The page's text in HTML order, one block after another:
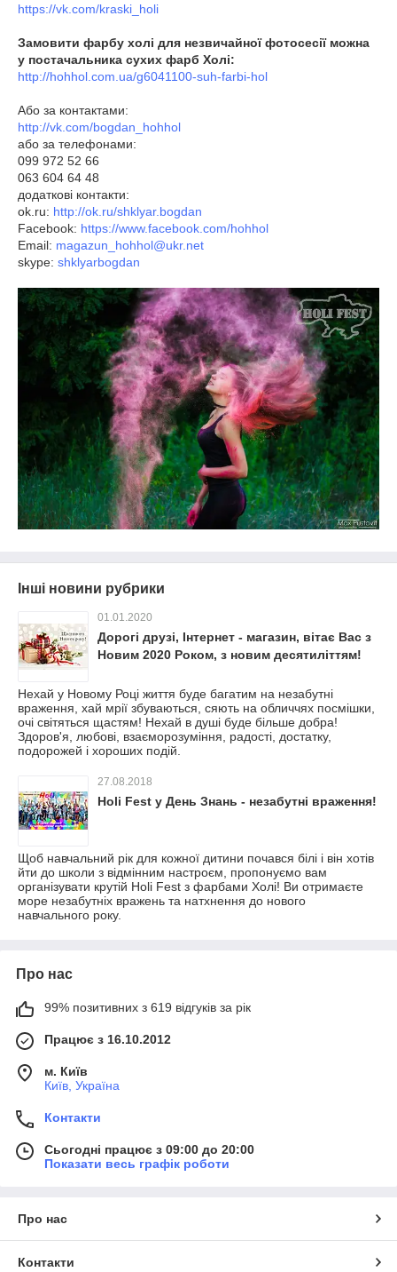
https://vk.com/kraski_holi
Замовити фарбу холі для незвичайної фотосесії можна
у постачальника сухих фарб Холі:
http://hohhol.com.ua/g6041100-suh-farbi-hol
Або за контактами:
http://vk.com/bogdan_hohhol
або за телефонами:
099 972 52 66
063 604 64 48
додаткові контакти:
ok.ru: http://ok.ru/shklyar.bogdan
Facebook: https://www.facebook.com/hohhol
Email: magazun_hohhol@ukr.net
skype: shklyarbogdan
Інші новини рубрики
01.01.2020
Дорогі друзі, Інтернет - магазин, вітає Вас з
Новим 2020 Роком, з новим десятиліттям!
Нехай у Новому Році життя буде багатим на незабутні
враження, хай мрії збуваються, сяють на обличчях посмішки,
очі світяться щастям! Нехай в душі буде більше добра!
Здоров'я, любові, взаєморозуміння, радості, достатку,
подорожей і хороших подій.
27.08.2018
Holi Fest у День Знань - незабутні враження!
Щоб навчальний рік для кожної дитини почався білі і він хотів
йти до школи з відмінним настроєм, пропонуємо вам
організувати крутій Holi Fest з фарбами Холі! Ви отримаєте
море незабутніх вражень та натхнення до нового
навчального року.
Про нас
99% позитивних з 619 відгуків за рік
Працює з 16.10.2012
м. Київ
Київ, Україна
Контакти
Сьогодні працює з 09:00 до 20:00
Показати весь графік роботи
Про нас
Контакти